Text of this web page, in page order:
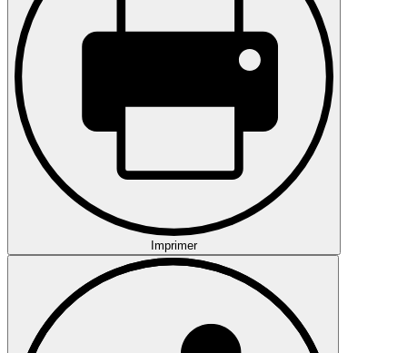
Imprimer